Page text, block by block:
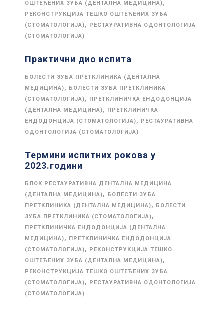
ОШТЕЋЕНИХ ЗУБА (ДЕНТАЛНА МЕДИЦИНА),
РЕКОНСТРУКЦИЈА ТЕШКО ОШТЕЋЕНИХ ЗУБА
(СТОМАТОЛОГИЈА), РЕСТАУРАТИВНА ОДОНТОЛОГИЈА
(СТОМАТОЛОГИЈА)
Практични дио испита
БОЛЕСТИ ЗУБА ПРЕТКЛИНИКА (ДЕНТАЛНА
МЕДИЦИНА), БОЛЕСТИ ЗУБА ПРЕТКЛИНИКА
(СТОМАТОЛОГИЈА), ПРЕТКЛИНИЧКА ЕНДОДОНЦИЈА
(ДЕНТАЛНА МЕДИЦИНА), ПРЕТКЛИНИЧКА
ЕНДОДОНЦИЈА (СТОМАТОЛОГИЈА), РЕСТАУРАТИВНА
ОДОНТОЛОГИЈА (СТОМАТОЛОГИЈА)
Термини испитних рокова у
2023.години
БЛОК РЕСТАУРАТИВНА ДЕНТАЛНА МЕДИЦИНА
(ДЕНТАЛНА МЕДИЦИНА), БОЛЕСТИ ЗУБА
ПРЕТКЛИНИКА (ДЕНТАЛНА МЕДИЦИНА), БОЛЕСТИ
ЗУБА ПРЕТКЛИНИКА (СТОМАТОЛОГИЈА),
ПРЕТКЛИНИЧКА ЕНДОДОНЦИЈА (ДЕНТАЛНА
МЕДИЦИНА), ПРЕТКЛИНИЧКА ЕНДОДОНЦИЈА
(СТОМАТОЛОГИЈА), РЕКОНСТРУКЦИЈА ТЕШКО
ОШТЕЋЕНИХ ЗУБА (ДЕНТАЛНА МЕДИЦИНА),
РЕКОНСТРУКЦИЈА ТЕШКО ОШТЕЋЕНИХ ЗУБА
(СТОМАТОЛОГИЈА), РЕСТАУРАТИВНА ОДОНТОЛОГИЈА
(СТОМАТОЛОГИЈА)